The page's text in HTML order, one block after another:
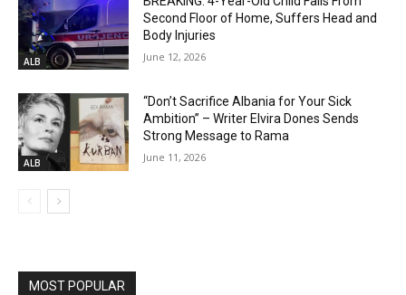
ALB
Second Floor of Home, Suffers Head and
Body Injuries
June 12, 2026
ALB
“Don’t Sacrifice Albania for Your Sick
Ambition” – Writer Elvira Dones Sends
Strong Message to Rama
June 11, 2026
MOST POPULAR